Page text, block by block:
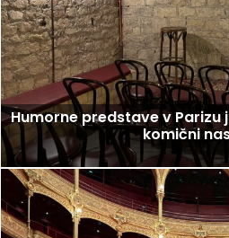
Humorne predstave v Parizu
komični